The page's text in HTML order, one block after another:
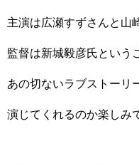
主演は広瀬すずさんと山
監督は新城毅彦氏という
あの切ないラブストーリ
演じてくれるのか楽しみ